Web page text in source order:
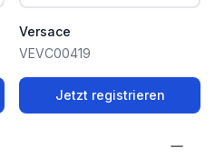
Versace
VEVC00419
Jetzt registrieren